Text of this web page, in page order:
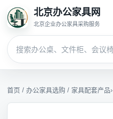
北京办公家具网
北京企业办公家具采购服务
首页 / 办公家具选购 / 家具配套产品›